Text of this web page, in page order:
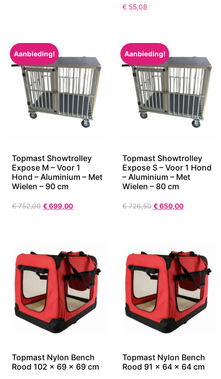
€ 55,08
Aanbieding!
Topmast Showtrolley
Expose M – Voor 1
Hond – Aluminium – Met
Wielen – 90 cm
€752,00 €699,00
Aanbieding!
Topmast Showtrolley
Expose S – Voor 1 Hond
– Aluminium – Met
Wielen – 80 cm
€726,50 €650,00
Topmast Nylon Bench
Rood 102 x 69 x 69 cm
Topmast Nylon Bench
Rood 91 x 64 x 64 cm